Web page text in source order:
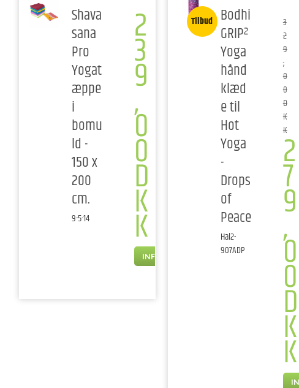
Shava
sana
Pro
Yogat
æppe
i
bomu
ld -
150 x
200
cm.
9-5-14
2
3
9
,
0
0
D
K
K
INFO
Tilbud Bodhi
GRIP²
Yoga
hånd
klæd
e til
Hot
Yoga
-
Drops
of
Peace
Hal2-
907ADP
3
2
9
,
0
0
D
K
K
2
7
9
,
0
0
D
K
K